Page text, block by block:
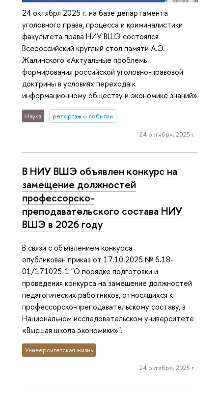
24 октября 2025 г. на базе департамента
уголовного права, процесса и криминалистики
факультета права НИУ ВШЭ состоялся
Всероссийский круглый стол памяти А.Э.
Жалинского «Актуальные проблемы
формирования российской уголовно-правовой
доктрины в условиях перехода к
информационному обществу и экономике знаний»
Наука репортаж о событии
24 октября, 2025 г.
В НИУ ВШЭ объявлен конкурс на
замещение должностей
профессорско-
преподавательского состава НИУ
ВШЭ в 2026 году
В связи с объявлением конкурса
опубликован приказ от 17.10.2025 № 6.18-
01/171025-1 "О порядке подготовки и
проведения конкурса на замещение должностей
педагогических работников, относящихся к
профессорско-преподавательскому составу, в
Национальном исследовательском университете
«Высшая школа экономики»".
Университетская жизнь
24 октября, 2025 г.